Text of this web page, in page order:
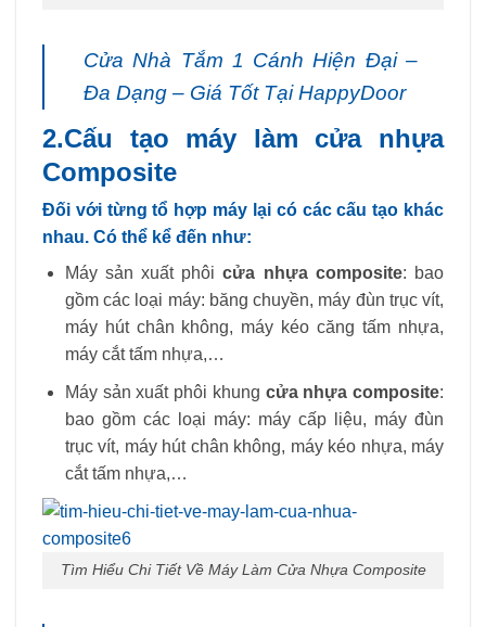
Cửa Nhà Tắm 1 Cánh Hiện Đại –
Đa Dạng – Giá Tốt Tại HappyDoor
2.Cấu tạo máy làm cửa nhựa
Composite
Đối với từng tổ hợp máy lại có các cấu tạo khác
nhau. Có thể kể đến như:
Máy sản xuất phôicửa nhựa composite: bao
gồm các loại máy: băng chuyền, máy đùn trục vít,
máy hút chân không, máy kéo căng tấm nhựa,
máy cắt tấm nhựa,…
Máy sản xuất phôi khung cửa nhựa composite:
bao gồm các loại máy: máy cấp liệu, máy đùn
trục vít, máy hút chân không, máy kéo nhựa, máy
cắt tấm nhựa,…
Tìm Hiểu Chi Tiết Về Máy Làm Cửa Nhựa Composite